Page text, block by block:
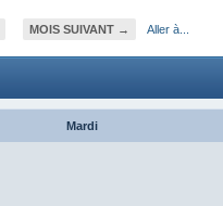
MOIS SUIVANT → Aller à...
Mardi